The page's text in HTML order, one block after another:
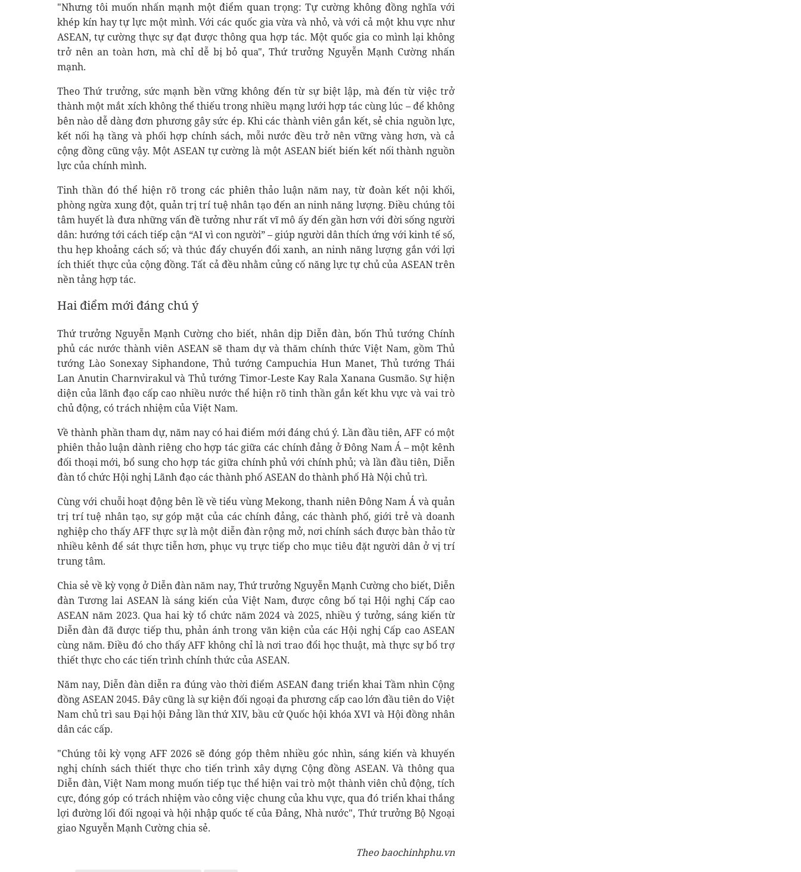
"Nhưng tôi muốn nhấn mạnh một điểm quan trọng: Tự cường không đồng nghĩa với
khép kín hay tự lực một mình. Với các quốc gia vừa và nhỏ, và với cả một khu vực như
ASEAN, tự cường thực sự đạt được thông qua hợp tác. Một quốc gia co mình lại không
trở nên an toàn hơn, mà chỉ dễ bị bỏ qua", Thứ trưởng Nguyễn Mạnh Cường nhấn
mạnh.
Theo Thứ trưởng, sức mạnh bền vững không đến từ sự biệt lập, mà đến từ việc trở
thành một mắt xích không thể thiếu trong nhiều mạng lưới hợp tác cùng lúc – để không
bên nào dễ dàng đơn phương gây sức ép. Khi các thành viên gắn kết, sẻ chia nguồn lực,
kết nối hạ tầng và phối hợp chính sách, mỗi nước đều trở nên vững vàng hơn, và cả
cộng đồng cũng vậy. Một ASEAN tự cường là một ASEAN biết biến kết nối thành nguồn
lực của chính mình.
Tinh thần đó thể hiện rõ trong các phiên thảo luận năm nay, từ đoàn kết nội khối,
phòng ngừa xung đột, quản trị trí tuệ nhân tạo đến an ninh năng lượng. Điều chúng tôi
tâm huyết là đưa những vấn đề tưởng như rất vĩ mô ấy đến gần hơn với đời sống người
dân: hướng tới cách tiếp cận “AI vì con người” – giúp người dân thích ứng với kinh tế số,
thu hẹp khoảng cách số; và thúc đẩy chuyển đổi xanh, an ninh năng lượng gắn với lợi
ích thiết thực của cộng đồng. Tất cả đều nhằm củng cố năng lực tự chủ của ASEAN trên
nền tảng hợp tác.
Hai điểm mới đáng chú ý
Thứ trưởng Nguyễn Mạnh Cường cho biết, nhân dịp Diễn đàn, bốn Thủ tướng Chính
phủ các nước thành viên ASEAN sẽ tham dự và thăm chính thức Việt Nam, gồm Thủ
tướng Lào Sonexay Siphandone, Thủ tướng Campuchia Hun Manet, Thủ tướng Thái
Lan Anutin Charnvirakul và Thủ tướng Timor-Leste Kay Rala Xanana Gusmão. Sự hiện
diện của lãnh đạo cấp cao nhiều nước thể hiện rõ tinh thần gắn kết khu vực và vai trò
chủ động, có trách nhiệm của Việt Nam.
Về thành phần tham dự, năm nay có hai điểm mới đáng chú ý. Lần đầu tiên, AFF có một
phiên thảo luận dành riêng cho hợp tác giữa các chính đảng ở Đông Nam Á – một kênh
đối thoại mới, bổ sung cho hợp tác giữa chính phủ với chính phủ; và lần đầu tiên, Diễn
đàn tổ chức Hội nghị Lãnh đạo các thành phố ASEAN do thành phố Hà Nội chủ trì.
Cùng với chuỗi hoạt động bên lề về tiểu vùng Mekong, thanh niên Đông Nam Á và quản
trị trí tuệ nhân tạo, sự góp mặt của các chính đảng, các thành phố, giới trẻ và doanh
nghiệp cho thấy AFF thực sự là một diễn đàn rộng mở, nơi chính sách được bàn thảo từ
nhiều kênh để sát thực tiễn hơn, phục vụ trực tiếp cho mục tiêu đặt người dân ở vị trí
trung tâm.
Chia sẻ về kỳ vọng ở Diễn đàn năm nay, Thứ trưởng Nguyễn Mạnh Cường cho biết, Diễn
đàn Tương lai ASEAN là sáng kiến của Việt Nam, được công bố tại Hội nghị Cấp cao
ASEAN năm 2023. Qua hai kỳ tổ chức năm 2024 và 2025, nhiều ý tưởng, sáng kiến từ
Diễn đàn đã được tiếp thu, phản ánh trong văn kiện của các Hội nghị Cấp cao ASEAN
cùng năm. Điều đó cho thấy AFF không chỉ là nơi trao đổi học thuật, mà thực sự bổ trợ
thiết thực cho các tiến trình chính thức của ASEAN.
Năm nay, Diễn đàn diễn ra đúng vào thời điểm ASEAN đang triển khai Tầm nhìn Cộng
đồng ASEAN 2045. Đây cũng là sự kiện đối ngoại đa phương cấp cao lớn đầu tiên do Việt
Nam chủ trì sau Đại hội Đảng lần thứ XIV, bầu cử Quốc hội khóa XVI và Hội đồng nhân
dân các cấp.
"Chúng tôi kỳ vọng AFF 2026 sẽ đóng góp thêm nhiều góc nhìn, sáng kiến và khuyến
nghị chính sách thiết thực cho tiến trình xây dựng Cộng đồng ASEAN. Và thông qua
Diễn đàn, Việt Nam mong muốn tiếp tục thể hiện vai trò một thành viên chủ động, tích
cực, đóng góp có trách nhiệm vào công việc chung của khu vực, qua đó triển khai thắng
lợi đường lối đối ngoại và hội nhập quốc tế của Đảng, Nhà nước", Thứ trưởng Bộ Ngoại
giao Nguyễn Mạnh Cường chia sẻ.
Theo baochinhphu.vn